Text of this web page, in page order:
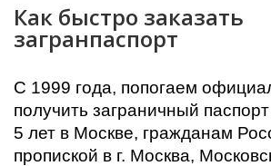
Как быстро заказать
загранпаспорт
С 1999 года, попогаем
получить заграничный
5 лет в Москве, гражданам
пропиской в г. Москва,